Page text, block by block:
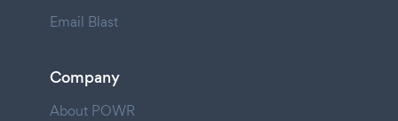
Email Blast
Company
About POWR